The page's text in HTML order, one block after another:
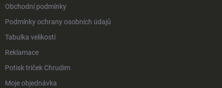
Obchodní podmínky
Podmínky ochrany osobních údajů
Tabulka velikostí
Reklamace
Potisk triček Chrudim
Moje objednávka